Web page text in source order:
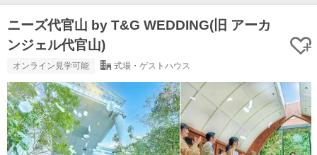
ニーズ代官山 by T&G WEDDING(旧 アーカ
ンジェル代官山)
オンライン見学可能 式場・ゲストハウス